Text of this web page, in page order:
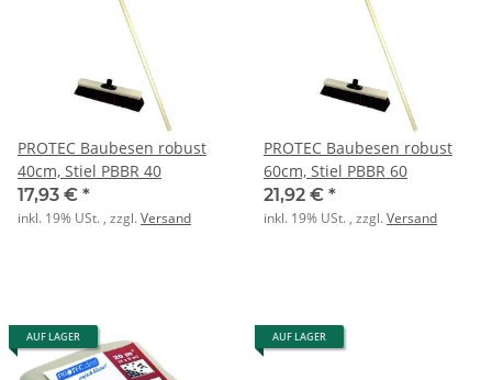
PROTEC Baubesen robust
40cm, Stiel PBBR 40
17,93 € *
inkl. 19% USt. , zzgl.Versand
PROTEC Baubesen robust
60cm, Stiel PBBR 60
21,92 € *
inkl. 19% USt. , zzgl.Versand
AUF LAGER AUF LAGER